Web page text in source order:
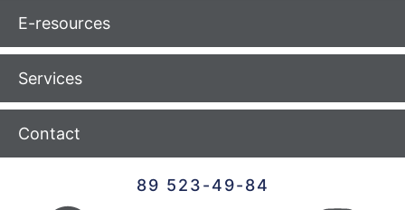
E-resources
Services
Contact
89 523-49-84